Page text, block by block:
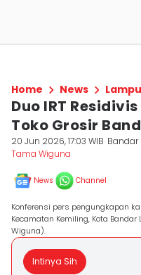
Home News
Duo IRT
Toko Grosir
20 Jun 2026, 17:03 WIB
Tama Wiguna
News Channel
Konferensi pers pengungkapan
Kecamatan Kemiling, Kota
Wiguna).
Intinya Sih